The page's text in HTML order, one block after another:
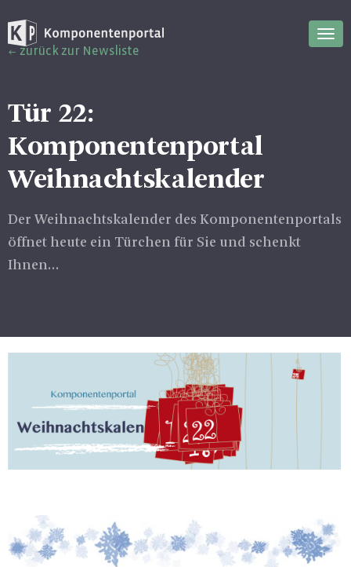
zurück zur Newsliste
Tür 22:
Komponentenportal
Weihnachtskalender
Der Weihnachtskalender des Komponentenportals
öffnet heute ein Türchen für Sie und schenkt
Ihnen…